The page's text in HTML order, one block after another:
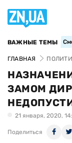
ВАЖНЫЕ ТЕМЫ
ГЛАВНАЯ
ЗАМОМ
21 января, 2020,
Поделиться